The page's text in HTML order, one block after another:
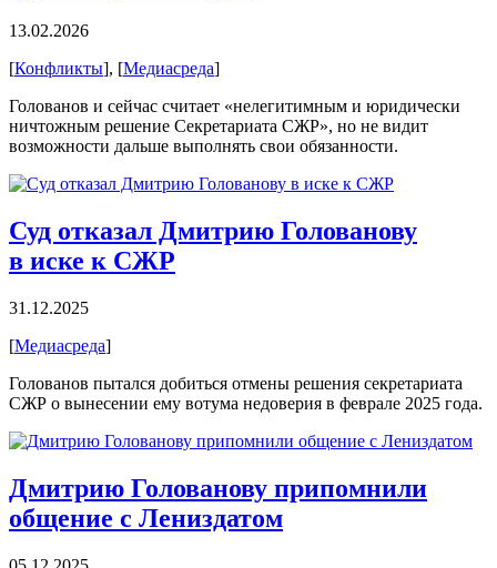
13.02.2026
[Конфликты], [Медиасреда]
Голованов и сейчас считает «нелегитимным и юридически
ничтожным решение Секретариата СЖР», но не видит
возможности дальше выполнять свои обязанности.
Суд отказал Дмитрию Голованову
в иске к СЖР
31.12.2025
[Медиасреда]
Голованов пытался добиться отмены решения секретариата
СЖР о вынесении ему вотума недоверия в феврале 2025 года.
Дмитрию Голованову припомнили
общение с Лениздатом